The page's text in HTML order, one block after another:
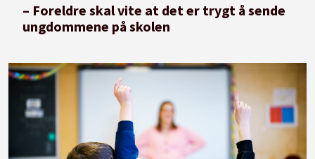
– Foreldre skal vite at det er trygt å sende
ungdommene på skolen